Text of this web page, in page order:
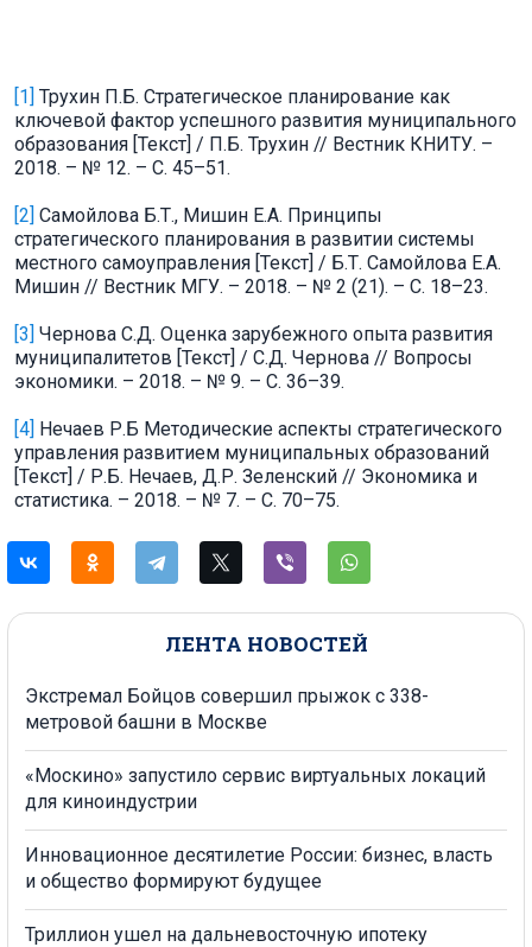
ЛЕНТА НОВОСТЕЙ
Экстремал Бойцов совершил прыжок с 338-
метровой башни в Москве
«Москино» запустило сервис виртуальных локаций
для киноиндустрии
Инновационное десятилетие России: бизнес, власть
и общество формируют будущее
Триллион ушел на дальневосточную ипотеку
[1] Трухин П.Б. Стратегическое планирование как
ключевой фактор успешного развития муниципального
образования [Текст] / П.Б. Трухин // Вестник КНИТУ. –
2018. – № 12. – С. 45–51.
[2] Самойлова Б.Т., Мишин Е.А. Принципы
стратегического планирования в развитии системы
местного самоуправления [Текст] / Б.Т. Самойлова Е.А.
Мишин // Вестник МГУ. – 2018. – № 2 (21). – С. 18–23.
[3] Чернова С.Д. Оценка зарубежного опыта развития
муниципалитетов [Текст] / С.Д. Чернова // Вопросы
экономики. – 2018. – № 9. – С. 36–39.
[4] Нечаев Р.Б Методические аспекты стратегического
управления развитием муниципальных образований
[Текст] / Р.Б. Нечаев, Д.Р. Зеленский // Экономика и
статистика. – 2018. – № 7. – С. 70–75.